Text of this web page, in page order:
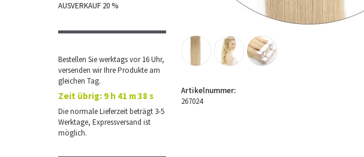
AUSVERKAUF 20 %
Bestellen Sie werktags vor 16 Uhr,
versenden wir Ihre Produkte am
gleichen Tag.
Zeit übrig: 9 h 41 m 38 s
Die normale Lieferzeit beträgt 3-5
Werktage, Expressversand ist
möglich.
Artikelnummer:
267024